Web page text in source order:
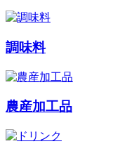
調味料
農産加工品